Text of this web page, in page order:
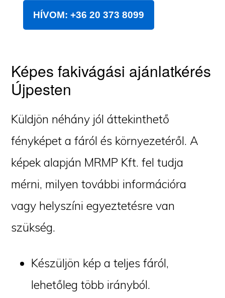
HÍVOM: +36 20 373 8099
Képes fakivágási ajánlatkérés
Újpesten
Küldjön néhány jól áttekinthető
fényképet a fáról és környezetéről. A
képek alapján MRMP Kft. fel tudja
mérni, milyen további információra
vagy helyszíni egyeztetésre van
szükség.
Készüljön kép a teljes fáról,
lehetőleg több irányból.